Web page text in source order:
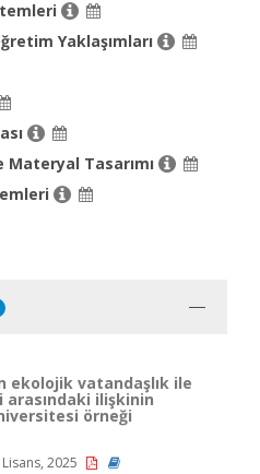
Yaklaşımları
Tasarımı
ekolojik vatandaşlık ile
ilişkinin
örneği
2025